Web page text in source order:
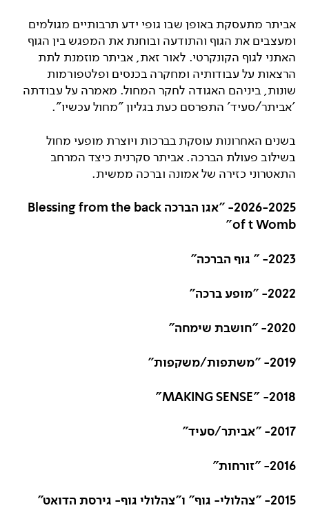
אביתר מתעסקת באופן שבו גופי ידע תרבותיים מגולמים
ומעצבים את הגוף והתודעה ובוחנת את המפגש בין הגוף
האתני לגוף הקונקרטי. לאור זאת, אביתר מוזמנת לתת
הרצאות על עבודותיה ומחקרה בכנסים ופלטפורמות
שונות, ביניהם האגודה לחקר המחול. מאמרה על עבודתה
'אביתר/סעיד' התפרסם כעת בגליון "מחול עכשיו".
בשנים האחרונות עוסקת בברכות ויוצרת מופעי מחול
בשילוב פעולת הברכה. אביתר סקרנית כיצד המרחב
התאטרוני כזירה של אמונה וברכה ממשית.
2026-2025- "אגן הברכה Blessing from the back
of t Womb"
2023- " גוף הברכה"
2022- "מופע ברכה"
2020- "חושבת שימחה"
2019- "משתפות/משקפות"
2018- "MAKING SENSE"
2017- "אביתר/סעיד"
2016- "זורחות"
2015- "צהלולי- גוף" ו"צהלולי גוף- גירסת הדואט"